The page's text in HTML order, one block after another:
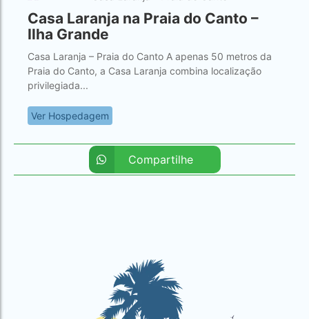
Casa Laranja na Praia do Canto –
Ilha Grande
Casa Laranja – Praia do Canto A apenas 50 metros da
Praia do Canto, a Casa Laranja combina localização
privilegiada...
Ver Hospedagem
Compartilhe